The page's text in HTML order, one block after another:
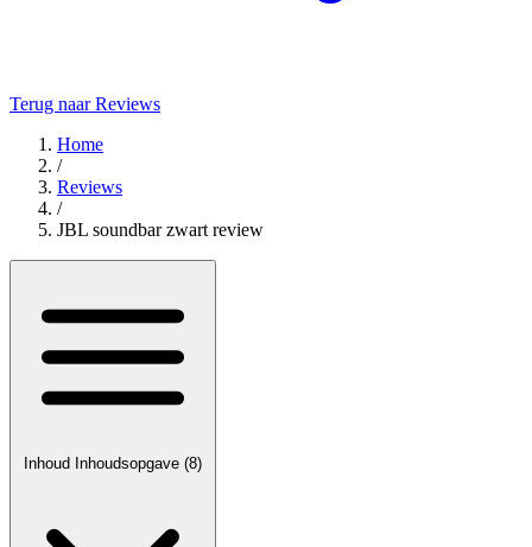
Terug naar Reviews
Home
/
Reviews
/
JBL soundbar zwart review
Inhoud Inhoudsopgave (8)